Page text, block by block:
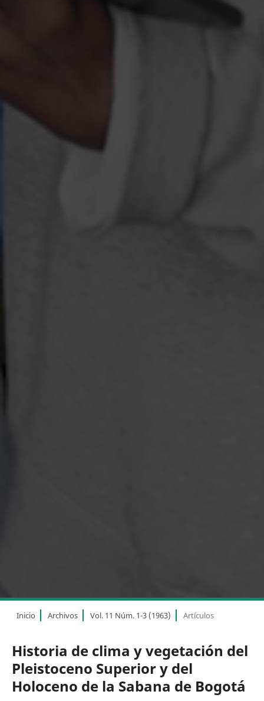
Inicio Archivos Vol. 11 Núm. 1-3 (1963) Artículos
Historia de clima y vegetación del
Pleistoceno Superior y del
Holoceno de la Sabana de Bogotá